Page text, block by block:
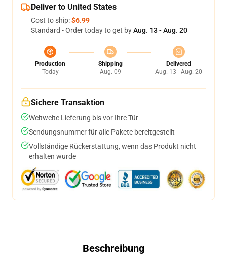
Deliver to United States
Cost to ship:$6.99
Standard - Order today to get byAug. 13 - Aug. 20
Production
Today
Shipping
Aug. 09
Delivered
Aug. 13 - Aug. 20
Sichere Transaktion
Weltweite Lieferung bis vor Ihre Tür
Sendungsnummer für alle Pakete bereitgestellt
Vollständige Rückerstattung, wenn das Produkt nicht
erhalten wurde
Beschreibung